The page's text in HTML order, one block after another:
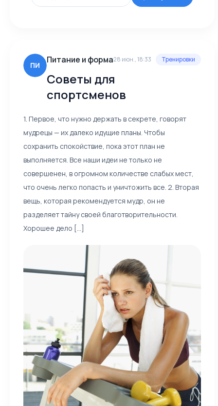
ПИ
Питание и форма28 июн., 18:33
Советы для
спортсменов
Тренировки
1. Первое, что нужно держать в секрете, говорят
мудрецы — их далеко идущие планы. Чтобы
сохранить спокойствие, пока этот план не
выполняется. Все наши идеи не только не
совершенен, в огромном количестве слабых мест,
что очень легко попасть и уничтожить все. 2. Вторая
вещь, которая рекомендуется мудр, он не
разделяет тайну своей благотворительности.
Хорошее дело [...]